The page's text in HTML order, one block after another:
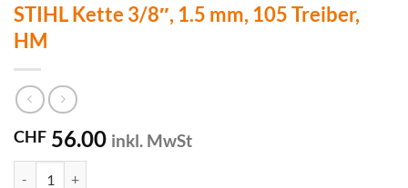
STIHL Kette 3/8″, 1.5 mm, 105 Treiber,
HM
CHF 56.00 inkl. MwSt